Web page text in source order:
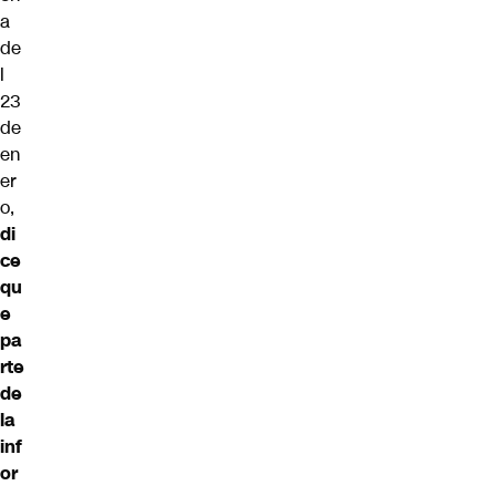
a
de
l
23
de
en
er
o,
di
ce
qu
e
pa
rte
de
la
inf
or